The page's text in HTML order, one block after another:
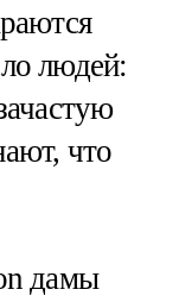
людей:
что
дамы